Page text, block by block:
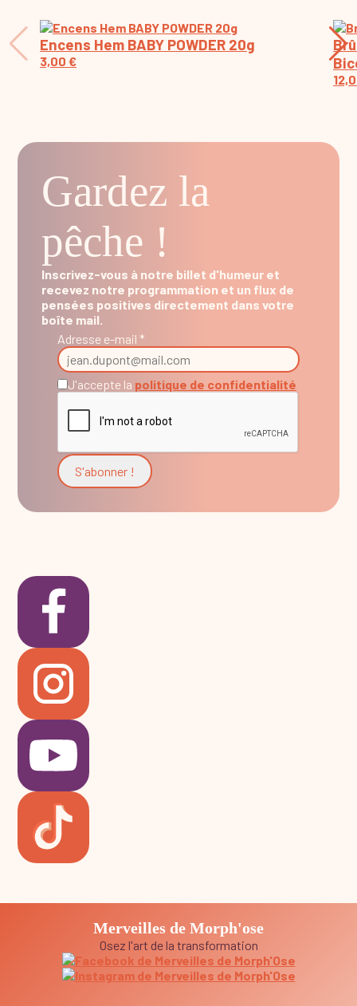
Encens Hem BABY POWDER 20g
3,00 €
Gardez la
pêche !
Inscrivez-vous à notre billet d'humeur et
recevez notre programmation et un flux de
pensées positives directement dans votre
boîte mail.
Adresse e-mail *
J'accepte la politique de confidentialité
Merveilles de Morph'ose
Osez l'art de la transformation